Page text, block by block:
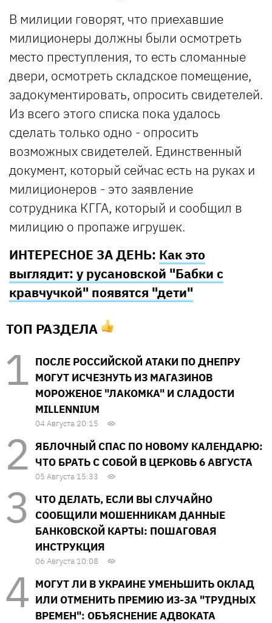
В милиции говорят, что приехавшие
милиционеры должны были осмотреть
место преступления, то есть сломанные
двери, осмотреть складское помещение,
задокументировать, опросить свидетелей.
Из всего этого списка пока удалось
сделать только одно - опросить
возможных свидетелей. Единственный
документ, который сейчас есть на руках и
милиционеров - это заявление
сотрудника КГГА, который и сообщил в
милицию о пропаже игрушек.
ИНТЕРЕСНОЕ ЗА ДЕНЬ: Как это
выглядит: у русановской "Бабки с
кравчучкой" появятся "дети"
ТОП РАЗДЕЛА
ПОСЛЕ РОССИЙСКОЙ АТАКИ ПО ДНЕПРУ
МОГУТ ИСЧЕЗНУТЬ ИЗ МАГАЗИНОВ
МОРОЖЕНОЕ "ЛАКОМКА" И СЛАДОСТИ
MILLENNIUM
04 Августа 20:15
ЯБЛОЧНЫЙ СПАС ПО НОВОМУ КАЛЕНДАРЮ:
ЧТО БРАТЬ С СОБОЙ В ЦЕРКОВЬ 6 АВГУСТА
05 Августа 15:33
ЧТО ДЕЛАТЬ, ЕСЛИ ВЫ СЛУЧАЙНО
СООБЩИЛИ МОШЕННИКАМ ДАННЫЕ
БАНКОВСКОЙ КАРТЫ: ПОШАГОВАЯ
ИНСТРУКЦИЯ
06 Августа 10:08
МОГУТ ЛИ В УКРАИНЕ УМЕНЬШИТЬ ОКЛАД
ИЛИ ОТМЕНИТЬ ПРЕМИЮ ИЗ-ЗА "ТРУДНЫХ
ВРЕМЕН": ОБЪЯСНЕНИЕ АДВОКАТА